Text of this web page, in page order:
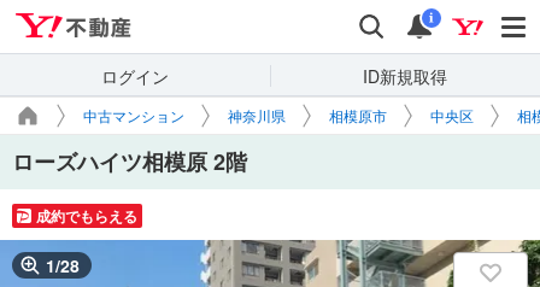
検索 通知
i
ログイン ID新規取得
中古マンション 神奈川県 相模原市 中央区 相
ローズハイツ相模原 2階
成約でもらえる
1/28